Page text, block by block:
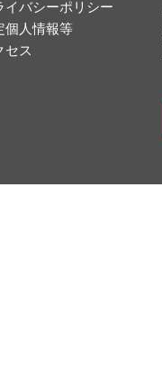
イバシーポリシー
個人情報等
セス